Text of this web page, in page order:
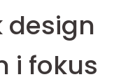
design
i fokus